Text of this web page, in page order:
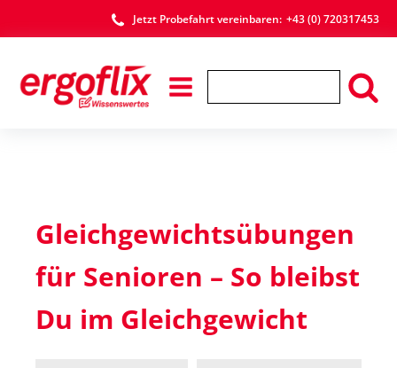
Jetzt Probefahrt vereinbaren: +43 (0) 720317453
Gleichgewichtsübungen
für Senioren – So bleibst
Du im Gleichgewicht